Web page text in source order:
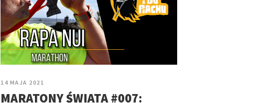
14 MAJA 2021
MARATONY ŚWIATA #007: